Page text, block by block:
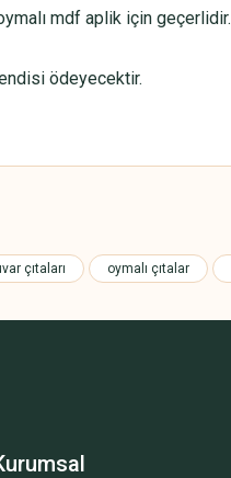
mdf aplik için geçerlidir.
ödeyecektir.
ilk yorumu siz yapın!
Yorum Yaz
çıtaları oymalı çıtalar